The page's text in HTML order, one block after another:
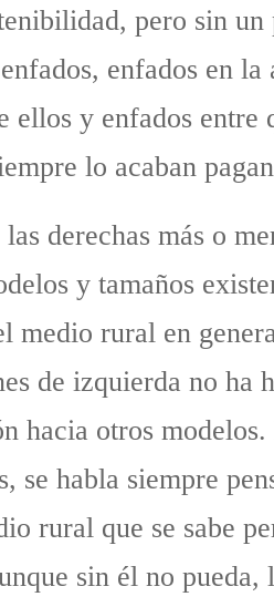
pero sin
enfados en
ellos y enfados
lo acaban
derechas más o
y tamaños
medio rural en
de izquierda no ha
hacia otros
se habla siempre
rural que se sabe
sin él no